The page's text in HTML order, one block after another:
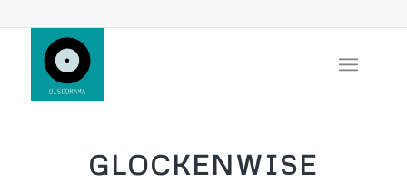
GLOCKENWISE